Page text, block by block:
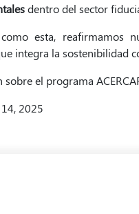
dentro del sector
esta, reafirmamos
integra la sostenibilidad
el programa
2025